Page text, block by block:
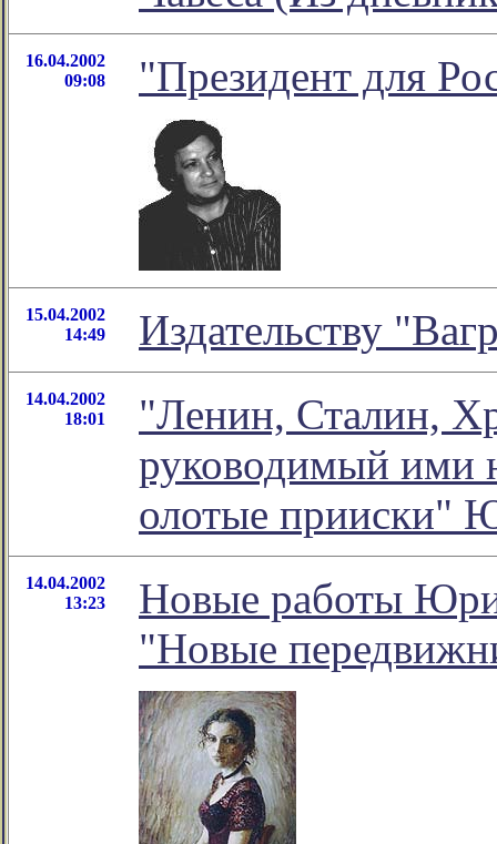
16.04.2002
09:08
"Президент для
15.04.2002
14:49
Издательству
14.04.2002
18:01
"Ленин, Сталин,
руководимый ими
олотые прииски"
14.04.2002
13:23
Новые работы
"Новые